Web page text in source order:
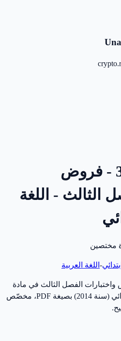
الموضوع رقم 3 - فروض
الثالث - اللغة
مختصين
- اللغة العربية
رقم 3: فروض واختبارات الفصل الثالث في مادة
اللغة العربية للسنة الأولى إبتدائي (سنة 2014) بصيغة PDF، مخصّص